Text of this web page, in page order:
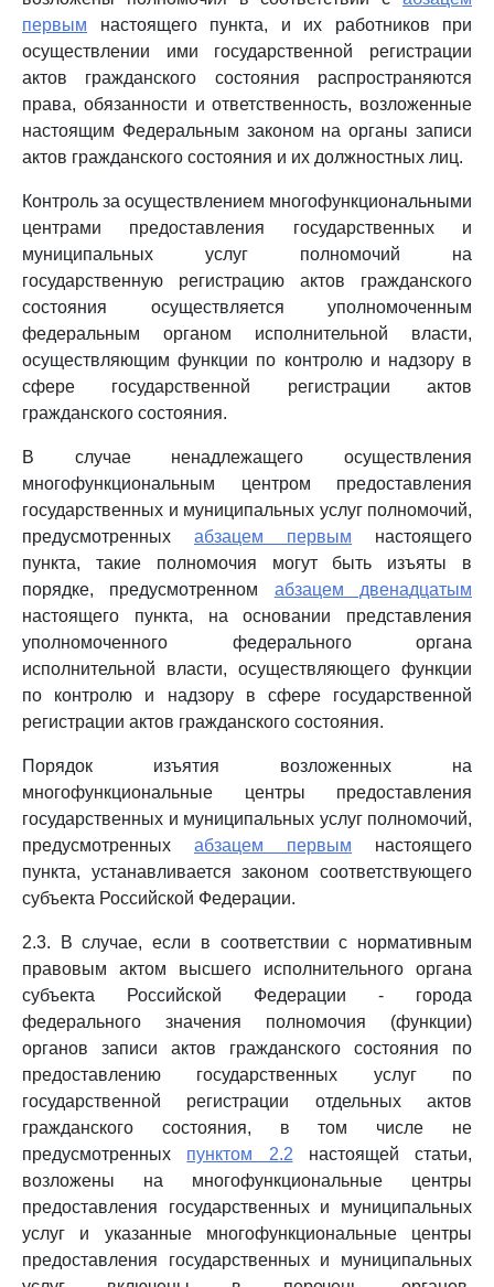
первым настоящего пункта, и их работников при
осуществлении ими государственной регистрации
актов гражданского состояния распространяются
права, обязанности и ответственность, возложенные
настоящим Федеральным законом на органы записи
актов гражданского состояния и их должностных лиц.
Контроль за осуществлением многофункциональными
центрами предоставления государственных и
муниципальных услуг полномочий на
государственную регистрацию актов гражданского
состояния осуществляется уполномоченным
федеральным органом исполнительной власти,
осуществляющим функции по контролю и надзору в
сфере государственной регистрации актов
гражданского состояния.
В случае ненадлежащего осуществления
многофункциональным центром предоставления
государственных и муниципальных услуг полномочий,
предусмотренных абзацем первым настоящего
пункта, такие полномочия могут быть изъяты в
порядке, предусмотренном абзацем двенадцатым
настоящего пункта, на основании представления
уполномоченного федерального органа
исполнительной власти, осуществляющего функции
по контролю и надзору в сфере государственной
регистрации актов гражданского состояния.
Порядок изъятия возложенных на
многофункциональные центры предоставления
государственных и муниципальных услуг полномочий,
предусмотренных абзацем первым настоящего
пункта, устанавливается законом соответствующего
субъекта Российской Федерации.
2.3. В случае, если в соответствии с нормативным
правовым актом высшего исполнительного органа
субъекта Российской Федерации - города
федерального значения полномочия (функции)
органов записи актов гражданского состояния по
предоставлению государственных услуг по
государственной регистрации отдельных актов
гражданского состояния, в том числе не
предусмотренных пунктом 2.2 настоящей статьи,
возложены на многофункциональные центры
предоставления государственных и муниципальных
услуг и указанные многофункциональные центры
предоставления государственных и муниципальных